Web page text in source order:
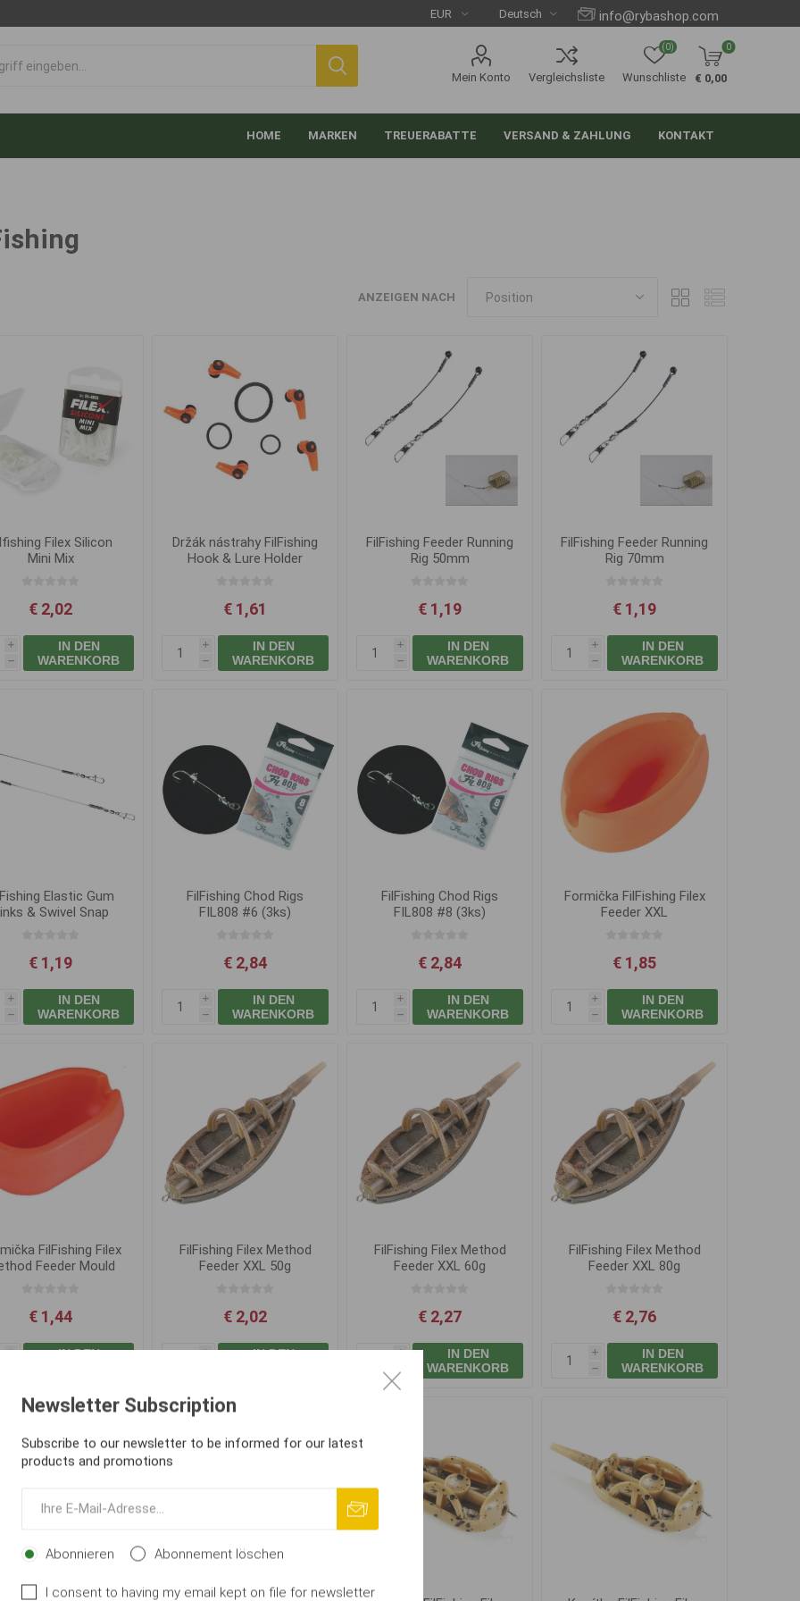
info@rybashop.com
Mein Konto Vergleichsliste Wunschliste
(0) 0
€ 0,00
HOME MARKEN TREUERABATTE VERSAND & ZAHLUNG KONTAKT
ANZEIGEN NACH
Filex Silicon
Mini Mix
€ 2,02
i
h
IN DEN
WARENKORB
Držák nástrahy FilFishing
Hook & Lure Holder
€ 1,61
i
h
IN DEN
WARENKORB
FilFishing Feeder Running
Rig 50mm
€ 1,19
i
h
IN DEN
WARENKORB
FilFishing Feeder Running
Rig 70mm
€ 1,19
i
h
IN DEN
WARENKORB
Elastic Gum
& Swivel Snap
€ 1,19
i
h
IN DEN
WARENKORB
FilFishing Chod Rigs
FIL808 #6 (3ks)
€ 2,84
i
h
IN DEN
WARENKORB
FilFishing Chod Rigs
FIL808 #8 (3ks)
€ 2,84
i
h
IN DEN
WARENKORB
Formička FilFishing Filex
Feeder XXL
€ 1,85
i
h
IN DEN
WARENKORB
FilFishing Filex
Feeder Mould
€ 1,44
IN DEN
FilFishing Filex Method
Feeder XXL 50g
€ 2,02
IN DEN
FilFishing Filex Method
Feeder XXL 60g
€ 2,27
IN DEN
WARENKORB
FilFishing Filex Method
Feeder XXL 80g
€ 2,76
i
h
IN DEN
WARENKORB
Newsletter Subscription
Subscribe to our newsletter to be informed for our latest
products and promotions
Abonnieren Abonnement löschen
I consent to having my email kept on file for newsletter